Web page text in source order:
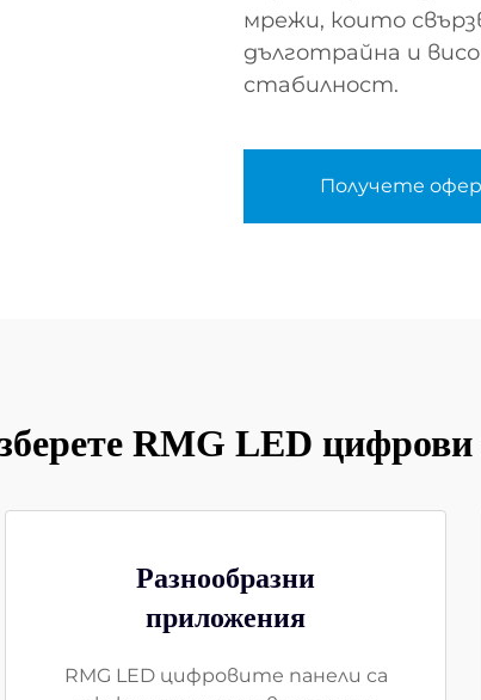
мрежи, които
дълготрайна и
стабилност.
Получете
RMG LED цифрови
Разнообразни
приложения
RMG LED цифровите панели са